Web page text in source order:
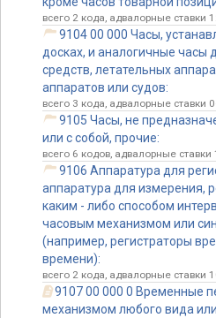
всего 2 кода, адвалорные ставки
9104 00 000 Часы,
досках, и аналогичные часы
средств, летательных
аппаратов или судов:
всего 3 кода, адвалорные ставки
9105 Часы, не
или с собой, прочие:
всего 6 кодов, адвалорные ставки
9106 Аппаратура для
аппаратура для измерения,
каким - либо способом
часовым механизмом или
(например, регистраторы
времени):
всего 2 кода, адвалорные ставки
9107 00 000 0 Временные
механизмом любого вида